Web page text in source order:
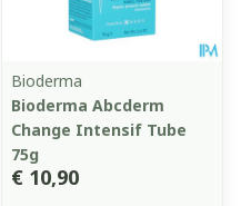
Bioderma
Bioderma Abcderm
Change Intensif Tube
75g
€ 10,90